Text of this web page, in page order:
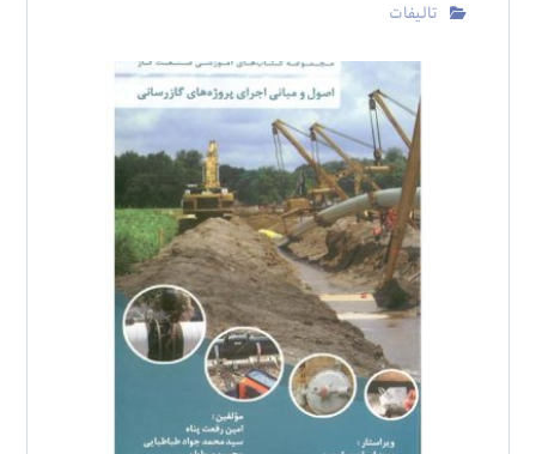
تالیفات